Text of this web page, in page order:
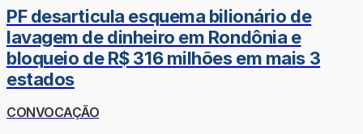
PF desarticula esquema bilionário de
lavagem de dinheiro em Rondônia e
bloqueio de R$ 316 milhões em mais 3
estados
CONVOCAÇÃO